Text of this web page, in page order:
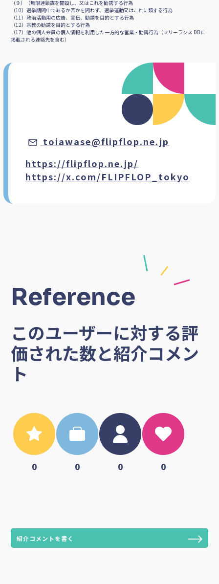
HTML5 CSS3 マネーフォワード
（９）（無限連鎖講を開設し、又はこれを勧誘する行為
（10）選挙期間中であるか否かを問わず、選挙運動又はこれに類する行為
（11）政治活動用の広告、宣伝、勧誘を目的とする行為
（12）宗教の勧誘を目的とする行為
（17）他の個人会員の個人情報を利用した一方的な営業・勧誘行為（フリーランス DB に
掲載される連絡先を含む）
toiawase@flipflop.ne.jp
https://flipflop.ne.jp/
https://x.com/FLIPFLOP_tokyo
Reference
このユーザーに対する評
価された数と紹介コメン
ト
0 0 0 0
紹介コメントを書く